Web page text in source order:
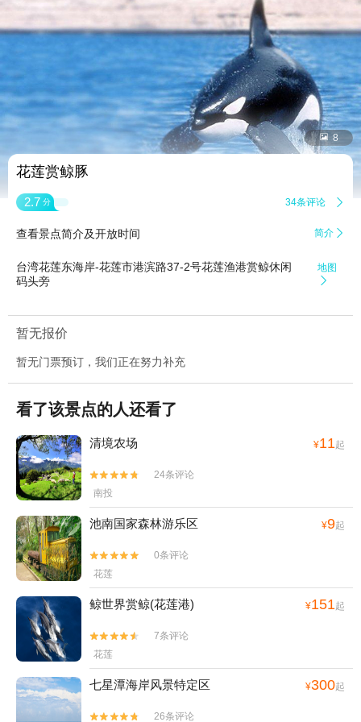
 8
花莲赏鲸豚
2.7 分 34条评论 
查看景点简介及开放时间 简介 
台湾花莲东海岸-花莲市港滨路37-2号花莲渔港赏鲸休闲
码头旁
地图

暂无报价
暂无门票预订，我们正在努力补充
看了该景点的人还看了
清境农场 ¥11起


24条评论
南投
池南国家森林游乐区 ¥9起


0条评论
花莲
鲸世界赏鲸(花莲港) ¥151起


7条评论
花莲
七星潭海岸风景特定区 ¥300起

 26条评论